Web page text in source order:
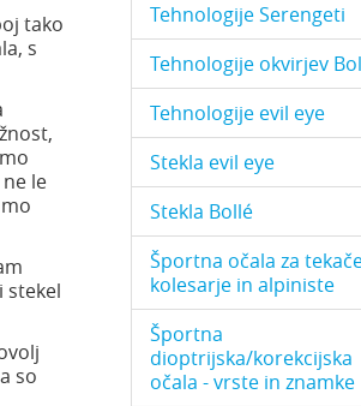
tako
s
le
stekel
so
Tehnologije Serengeti
Tehnologije okvirjev
Tehnologije evil eye
Stekla evil eye
Stekla Bollé
Športna očala za
kolesarje in alpiniste
Športna
dioptrijska/korekcijska
očala - vrste in znamke